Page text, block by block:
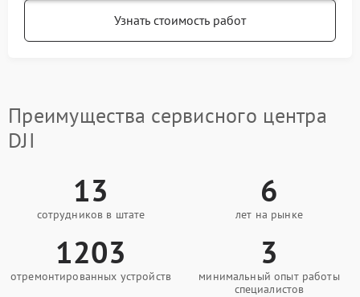
Узнать стоимость работ
Преимущества сервисного центра
DJI
13
сотрудников в штате
6
лет на рынке
1203
отремонтированных устройств
3
минимальный опыт работы
специалистов